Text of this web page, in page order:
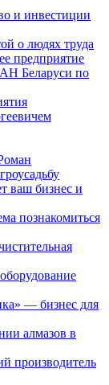
и инвестиции
о людях труда
предприятие
Беларуси по
ваш бизнес и
познакомиться
— бизнес для
алмазов в
производитель